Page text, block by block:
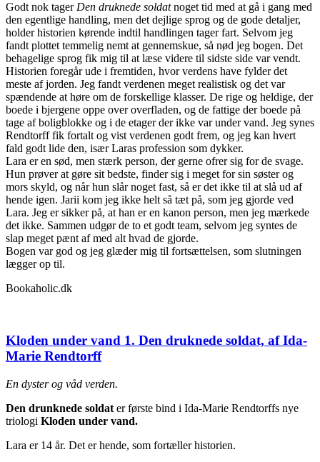
Godt nok tager Den druknede soldatnoget tid med at gå i gang med
den egentlige handling, men det dejlige sprog og de gode detaljer,
holder historien kørende indtil handlingen tager fart. Selvom jeg
fandt plottet temmelig nemt at gennemskue, så nød jeg bogen. Det
behagelige sprog fik mig til at læse videre til sidste side var vendt.
Historien foregår ude i fremtiden, hvor verdens have fylder det
meste af jorden. Jeg fandt verdenen meget realistisk og det var
spændende at høre om de forskellige klasser. De rige og heldige, der
boede i bjergene oppe over overfladen, og de fattige der boede på
tage af boligblokke og i de etager der ikke var under vand. Jeg synes
Rendtorff fik fortalt og vist verdenen godt frem, og jeg kan hvert
fald godt lide den, især Laras profession som dykker.
Lara er en sød, men stærk person, der gerne ofrer sig for de svage.
Hun prøver at gøre sit bedste, finder sig i meget for sin søster og
mors skyld, og når hun slår noget fast, så er det ikke til at slå ud af
hende igen. Jarii kom jeg ikke helt så tæt på, som jeg gjorde ved
Lara. Jeg er sikker på, at han er en kanon person, men jeg mærkede
det ikke. Sammen udgør de to et godt team, selvom jeg syntes de
slap meget pænt af med alt hvad de gjorde.
Bogen var god og jeg glæder mig til fortsættelsen, som slutningen
lægger op til.
Bookaholic.dk
Kloden under vand 1. Den druknede soldat, af Ida-
Marie Rendtorff
En dyster og våd verden.
Den drunknede soldat er første bind i Ida-Marie Rendtorffs nye
triologi Kloden under vand.
Lara er 14 år. Det er hende, som fortæller historien.